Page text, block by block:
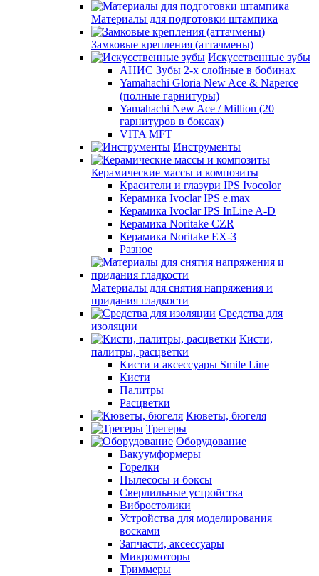
Материалы для подготовки штампика
Замковые крепления (аттачмены)
Искусственные зубы
АНИС Зубы 2-х слойные в бобинах
Yamahachi Gloria New Ace & Naperce
(полные гарнитуры)
Yamahachi New Ace / Million (20
гарнитуров в боксах)
VITA MFT
Инструменты
Керамические массы и композиты
Красители и глазури IPS Ivocolor
Керамика Ivoclar IPS e.max
Керамика Ivoclar IPS InLine A-D
Керамика Noritake CZR
Керамика Noritake EX-3
Разное
Материалы для снятия напряжения и
придания гладкости
Средства для
изоляции
Кисти,
палитры, расцветки
Кисти и аксессуары Smile Line
Кисти
Палитры
Расцветки
Кюветы, бюгеля
Трегеры
Оборудование
Вакуумформеры
Горелки
Пылесосы и боксы
Сверлильные устройства
Вибростолики
Устройства для моделирования
восками
Запчасти, аксессуары
Микромоторы
Триммеры